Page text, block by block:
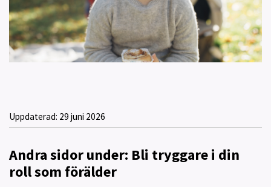
Uppdaterad: 29 juni 2026
Andra sidor under: Bli tryggare i din
roll som förälder